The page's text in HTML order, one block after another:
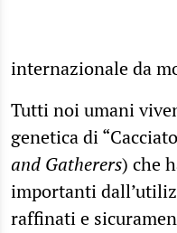
internazionale da
Tutti noi umani
genetica di
and Gatherers) che
importanti
raffinati e